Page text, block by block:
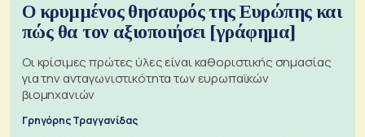
Ο κρυμμένος θησαυρός της Ευρώπης και
πώς θα τον αξιοποιήσει [γράφημα]
Οι κρίσιμες πρώτες ύλες είναι καθοριστικής σημασίας
για την ανταγωνιστικότητα των ευρωπαϊκών
βιομηχανιών
Γρηγόρης Τραγγανίδας